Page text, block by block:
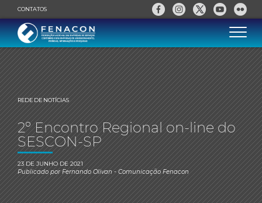
CONTATOS
REDE DE NOTÍCIAS
2º Encontro Regional on-line do
SESCON-SP
23 DE JUNHO DE 2021
Publicado porFernando Olivan- Comunicação Fenacon